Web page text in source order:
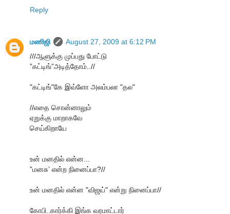
Reply
மணிஜி
August 27, 2009 at 6:12 PM
///ஆளுக்கு முப்பது போட்டு
”கட்டிங்”அடித்தோம்..//
"கட்டிங்"கே இவ்ளோ அலம்பலா "தல"
//எதை சொன்னாலும்
ஏறுக்கு மாறாகவே
செய்கிறாயே
உன் மனதில் என்ன...
”மனசு’ என்ற நினைப்பா?//
உன் மனதில் என்ன "விஜய்" என்று நினைப்பா//
கோபி..கார்க்கி இங்க வரமாட்டார்